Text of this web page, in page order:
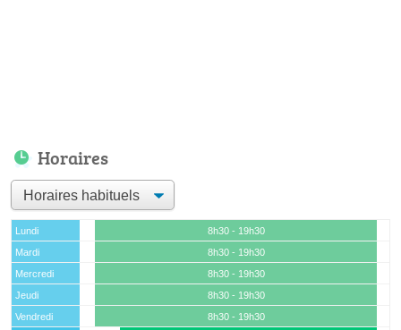
Horaires
Lundi
8h30 - 19h30
Mardi
8h30 - 19h30
Mercredi
8h30 - 19h30
Jeudi
8h30 - 19h30
Vendredi
8h30 - 19h30